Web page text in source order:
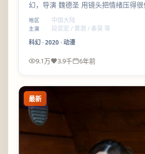
幻，导演 魏德圣 用镜头把情绪压得很
次一次释放；段奕宏、黄渤 的化学反
点。
地区 中国大陆
主演
段奕宏 / 黄渤 / 秦昊 等
科幻·2020·动漫
9.1万 3.9千 6年前
最新